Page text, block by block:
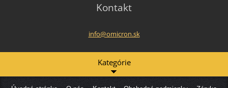
Kontakt
info@omicron.sk
Kategórie